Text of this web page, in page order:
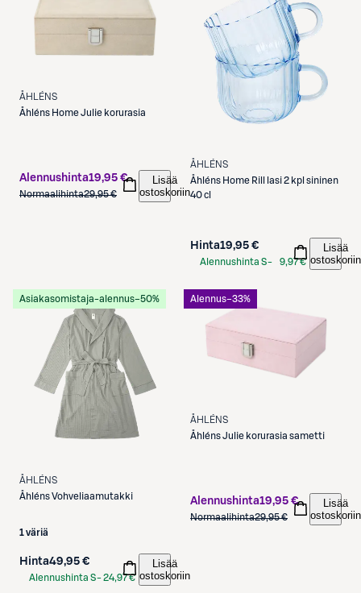
ÅHLÉNS
Åhléns Home Julie korurasia
Alennushinta19,95 €
Normaalihinta29,95 €
Lisää
ostoskoriin
ÅHLÉNS
Åhléns Home Rill lasi 2 kpl sininen
40 cl
Hinta19,95 €
Alennushinta S-
9,97 €
Lisää
ostoskoriin
Asiakasomistaja-alennus−50%
ÅHLÉNS
ÅhlénsVohveliaamutakki
1 väriä
Hinta49,95 €
Alennushinta S-24,97 €
Lisää
ostoskoriin
Alennus−33%
ÅHLÉNS
ÅhlénsJulie korurasia sametti
Alennushinta19,95 €
Normaalihinta29,95 €
Lisää
ostoskoriin